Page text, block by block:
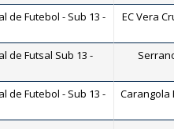
de Futebol - Sub 13 -
EC Vera
de Futsal Sub 13 -
de Futebol - Sub 13 -
Carangola